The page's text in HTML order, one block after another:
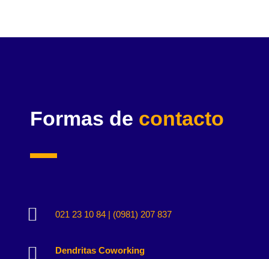
Formas de contacto
 021 23 10 84 | (0981) 207 837

Dendritas Coworking